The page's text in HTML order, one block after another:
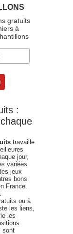
gratuits
à
:
travaille
jour,
variées
jeux
bons
France.
ou à
les liens,
les
sont